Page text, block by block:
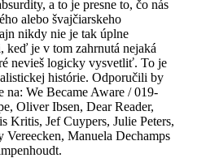
a to je presne to, čo nás
alebo švajčiarskeho
nikdy nie je tak úplne
keď je v tom zahrnutá nejaká
nevieš logicky vysvetliť. To je
histórie. Odporučili by
na: We Became Aware / 019-
Oliver Ibsen, Dear Reader,
Kritis, Jef Cuypers, Julie Peters,
Vereecken, Manuela Dechamps